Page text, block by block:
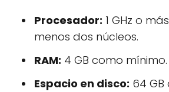
Procesador: 1 GHz o
menos dos núcleos.
RAM: 4 GB como mínimo.
Espacio en disco: 64